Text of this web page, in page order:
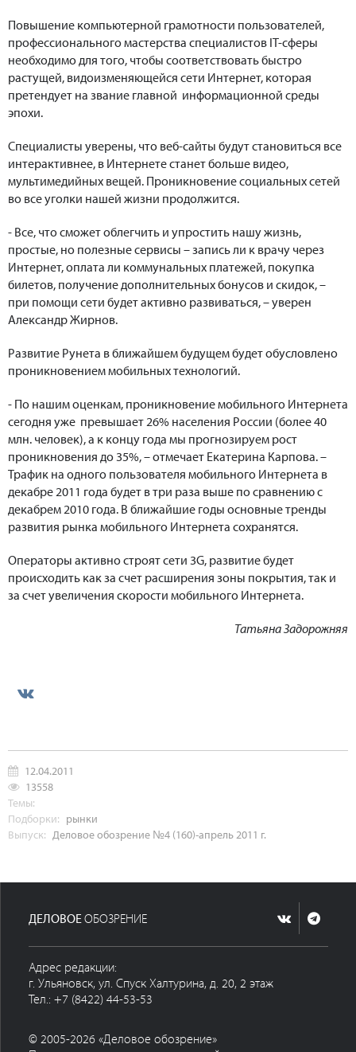
Повышение компьютерной грамотности пользователей,
профессионального мастерства специалистов IT-сферы
необходимо для того, чтобы соответствовать быстро
растущей, видоизменяющейся сети Интернет, которая
претендует на звание главной информационной среды
эпохи.
Специалисты уверены, что веб-сайты будут становиться все
интерактивнее, в Интернете станет больше видео,
мультимедийных вещей. Проникновение социальных сетей
во все уголки нашей жизни продолжится.
- Все, что сможет облегчить и упростить нашу жизнь,
простые, но полезные сервисы – запись ли к врачу через
Интернет, оплата ли коммунальных платежей, покупка
билетов, получение дополнительных бонусов и скидок, –
при помощи сети будет активно развиваться, – уверен
Александр Жирнов.
Развитие Рунета в ближайшем будущем будет обусловлено
проникновением мобильных технологий.
- По нашим оценкам, проникновение мобильного Интернета
сегодня уже превышает 26% населения России (более 40
млн. человек), а к концу года мы прогнозируем рост
проникновения до 35%, – отмечает Екатерина Карпова. –
Трафик на одного пользователя мобильного Интернета в
декабре 2011 года будет в три раза выше по сравнению с
декабрем 2010 года. В ближайшие годы основные тренды
развития рынка мобильного Интернета сохранятся.
Операторы активно строят сети 3G, развитие будет
происходить как за счет расширения зоны покрытия, так и
за счет увеличения скорости мобильного Интернета.
Татьяна Задорожняя
12.04.2011
13558
Темы:
Подборки: рынки
Выпуск: Деловое обозрение №4 (160)-апрель 2011 г.
ДЕЛОВОЕ ОБОЗРЕНИЕ
Адрес редакции:
г. Ульяновск, ул. Спуск Халтурина, д. 20, 2 этаж
Тел.: +7 (8422) 44-53-53
© 2005-2026 «Деловое обозрение»